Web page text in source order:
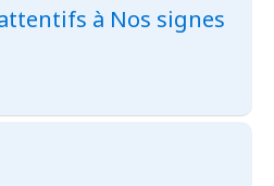
à Nos signes